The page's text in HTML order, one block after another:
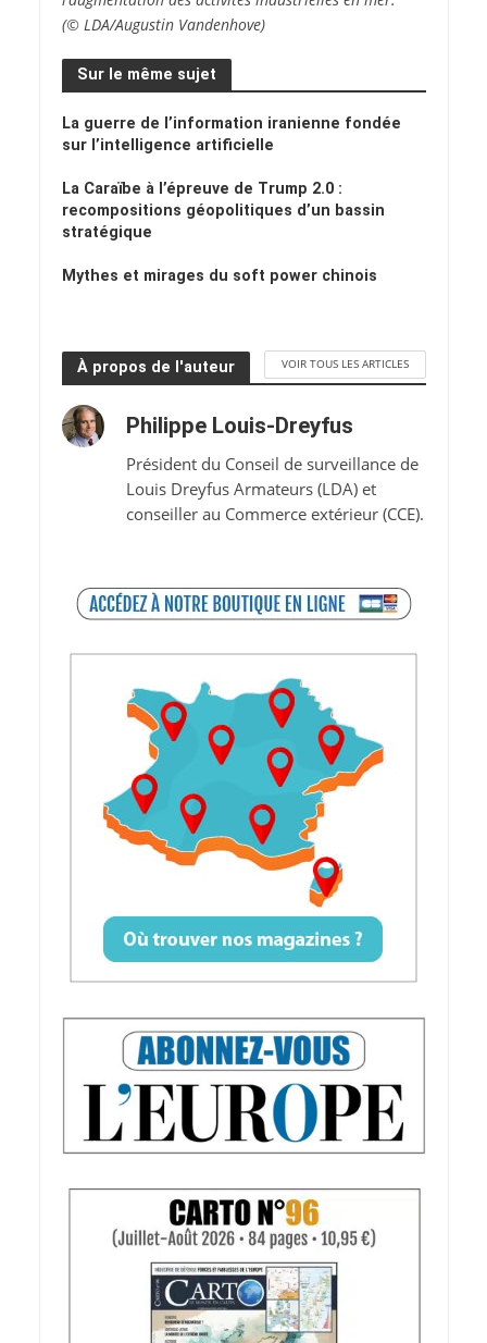
(© LDA/Augustin Vandenhove)
Sur le même sujet
La guerre de l’information iranienne fondée
sur l’intelligence artificielle
La Caraïbe à l’épreuve de Trump 2.0 :
recompositions géopolitiques d’un bassin
stratégique
Mythes et mirages du soft power chinois
À propos de l'auteur VOIR TOUS LES ARTICLES
Philippe Louis-Dreyfus
Président du Conseil de surveillance de
Louis Dreyfus Armateurs (LDA) et
conseiller au Commerce extérieur (CCE).